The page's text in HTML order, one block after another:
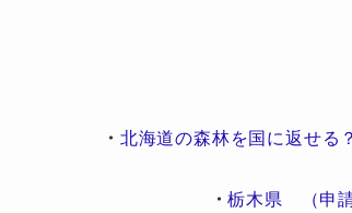
・ 北海道の森林を国に返せる
・栃木県 （申